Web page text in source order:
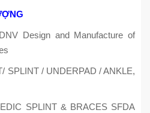
Design and Manufacture of
SPLINT / UNDERPAD / ANKLE,
SPLINT & BRACES SFDA